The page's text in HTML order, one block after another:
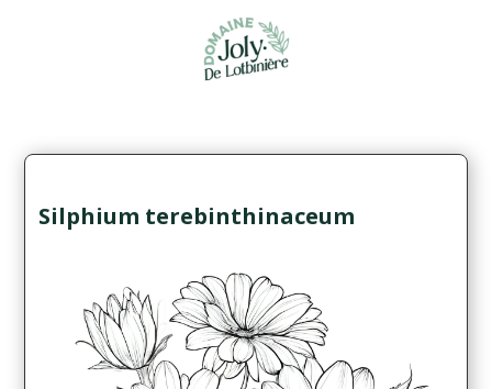
Silphium terebinthinaceum